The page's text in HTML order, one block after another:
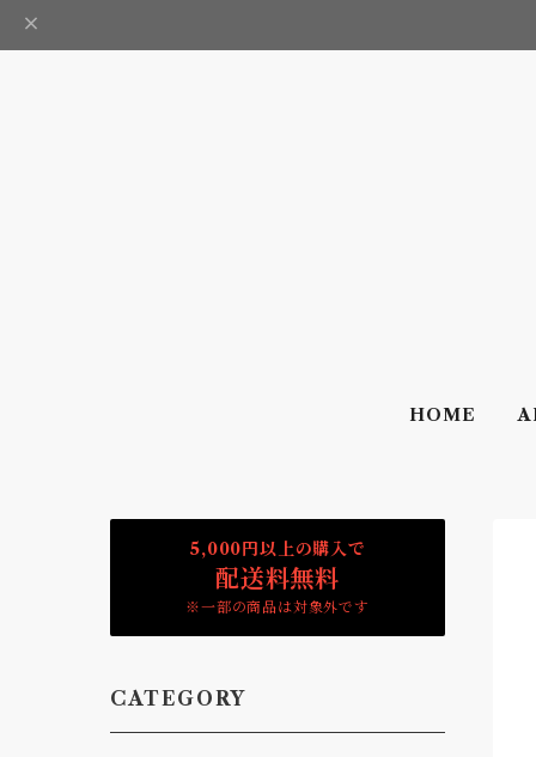
HOME
5,000円以上の購入で
配送料無料
※一部の商品は対象外です
CATEGORY